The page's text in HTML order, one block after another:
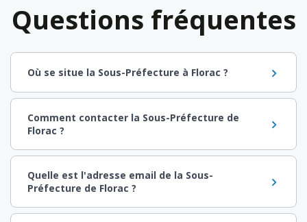
Questions fréquentes
Où se situe la Sous-Préfecture à Florac ?
Comment contacter la Sous-Préfecture de
Florac ?
Quelle est l'adresse email de la Sous-
Préfecture de Florac ?